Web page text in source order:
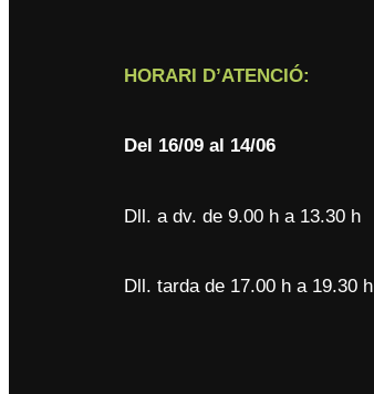
HORARI D’ATENCIÓ:
Del 16/09 al 14/06
Dll. a dv. de 9.00 h a 13.30 h
Dll. tarda de 17.00 h a 19.30 h